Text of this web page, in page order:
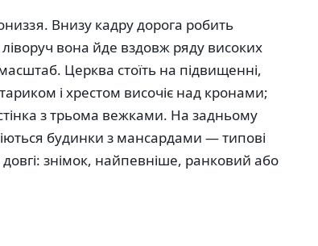
Внизу кадру дорога робить
вона йде вздовж ряду високих
Церква стоїть на підвищенні,
і хрестом височіє над кронами;
з трьома вежками. На задньому
будинки з мансардами — типові
довгі: знімок, найпевніше, ранковий або